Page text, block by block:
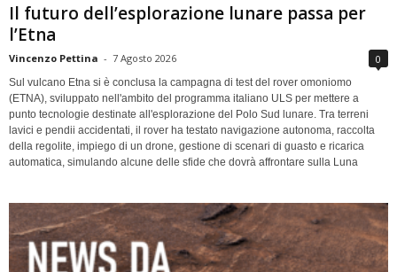
Il futuro dell’esplorazione lunare passa per
l’Etna
Vincenzo Pettina - 7 Agosto 2026 0
Sul vulcano Etna si è conclusa la campagna di test del rover omoniomo
(ETNA), sviluppato nell'ambito del programma italiano ULS per mettere a
punto tecnologie destinate all'esplorazione del Polo Sud lunare. Tra terreni
lavici e pendii accidentati, il rover ha testato navigazione autonoma, raccolta
della regolite, impiego di un drone, gestione di scenari di guasto e ricarica
automatica, simulando alcune delle sfide che dovrà affrontare sulla Luna